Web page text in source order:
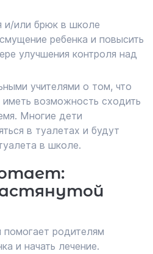
и/или брюк в школе
ребенка и повысить
улучшения контроля над
учителями о том, что
возможность сходить
Многие дети
в туалетах и будут
в школе.
родителям
и начать лечение.